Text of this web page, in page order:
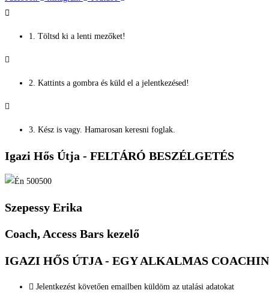
1. Töltsd ki a lenti mezőket!
2. Kattints a gombra és küld el a jelentkezésed!
3. Kész is vagy. Hamarosan keresni foglak.
Igazi Hős Útja - FELTÁRÓ BESZÉLGETÉS
Szepessy Erika
Coach, Access Bars kezelő
IGAZI HŐS ÚTJA - EGY ALKALMAS
Jelentkezést követően emailben küldöm az utalási adatokat